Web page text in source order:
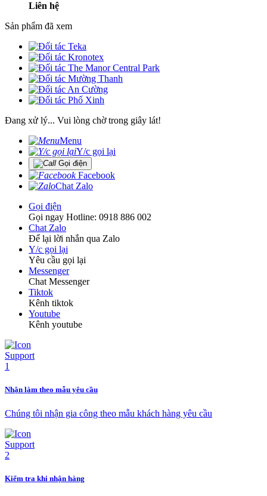
Liên hệ
Sản phẩm đã xem
Đang xử lý... Vui lòng chờ trong giây lát!
Menu
Y/c gọi lại
Gọi điện
Facebook
Chat Zalo
Gọi điện
Gọi ngay Hotline: 0918 886 002
Chat Zalo
Để lại lời nhắn qua Zalo
Y/c gọi lại
Yêu cầu gọi lại
Messenger
Chat Messenger
Tiktok
Kênh tiktok
Youtube
Kênh youtube
Nhận làm theo mẫu yêu cầu
Chúng tôi nhận gia công theo mẫu khách hàng yêu cầu
Kiểm tra khi nhận hàng